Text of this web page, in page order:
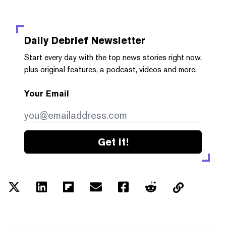
Daily Debrief Newsletter
Start every day with the top news stories right now,
plus original features, a podcast, videos and more.
Your Email
Get it!